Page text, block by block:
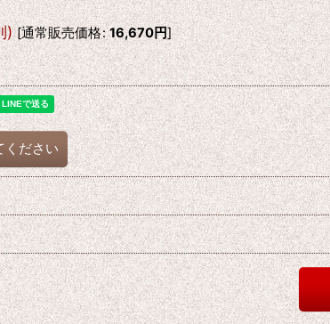
) [通常販売価格: 16,670円]
ください